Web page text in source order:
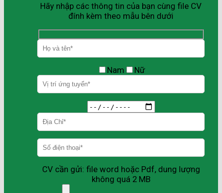
Hãy nhập các thông tin của bạn cùng file CV
đính kèm theo mẫu bên dưới
Nam Nữ
CV cần gửi: file word hoặc Pdf, dung lượng
không quá 2 MB